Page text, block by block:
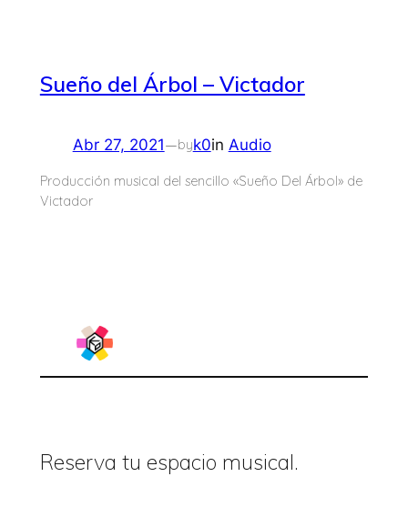
Sueño del Árbol – Victador
Abr 27, 2021—byk0in Audio
Producción musical del sencillo «Sueño Del Árbol» de
Victador
Reserva tu espacio musical.